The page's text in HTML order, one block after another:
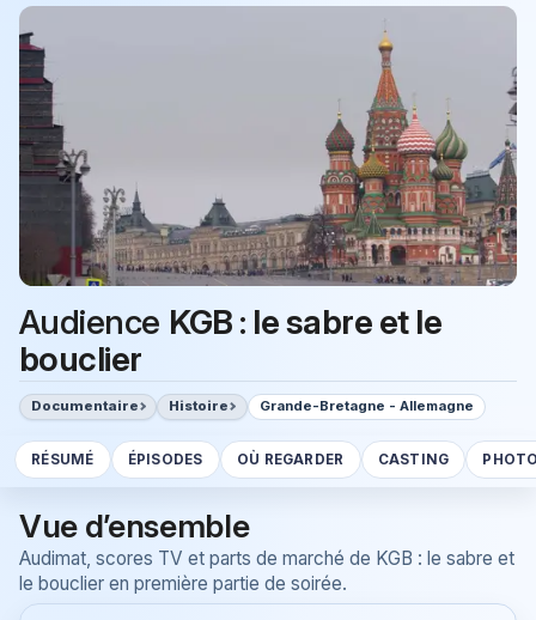
Audience KGB : le sabre et le
bouclier
Documentaire Histoire Grande-Bretagne - Allemagne
RÉSUMÉ ÉPISODES OÙ REGARDER CASTING
Vue d’ensemble
Audimat, scores TV et parts de marché de KGB : le sabre et
le bouclier en première partie de soirée.